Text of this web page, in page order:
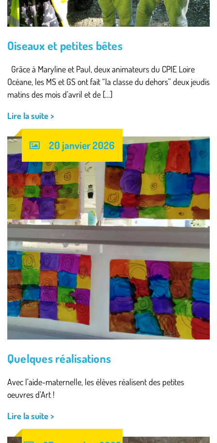
Oiseaux et petites bêtes
Grâce à Maryline et Paul, deux animateurs du CPIE Loire
Océane, les MS et GS ont fait “la classe du dehors” deux jeudis
matins des mois d’avril et de […]
Lire la suite >
20 janvier 2026
Quelques réalisations
Avec l’aide-maternelle, les élèves réalisent des petites
oeuvres d’Art !
Lire la suite >